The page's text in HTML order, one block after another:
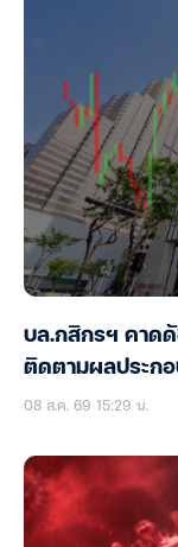
บล.กสิกรฯ คาด
ติดตามผลประก
08 ส.ค. 69 15:29 น.